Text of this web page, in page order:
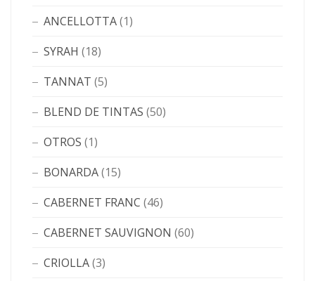
ANCELLOTTA(1)
SYRAH (18)
TANNAT (5)
BLEND DE TINTAS (50)
OTROS (1)
BONARDA(15)
CABERNET FRANC (46)
CABERNET SAUVIGNON (60)
CRIOLLA(3)